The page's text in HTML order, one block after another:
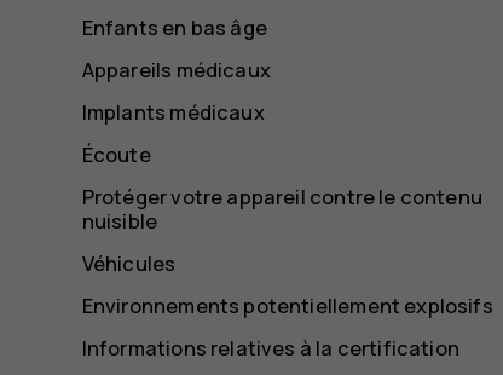
Enfants en bas âge
Appareils médicaux
Implants médicaux
Écoute
Protéger votre appareil contre le contenu
nuisible
Véhicules
Environnements potentiellement explosifs
Informations relatives à la certification